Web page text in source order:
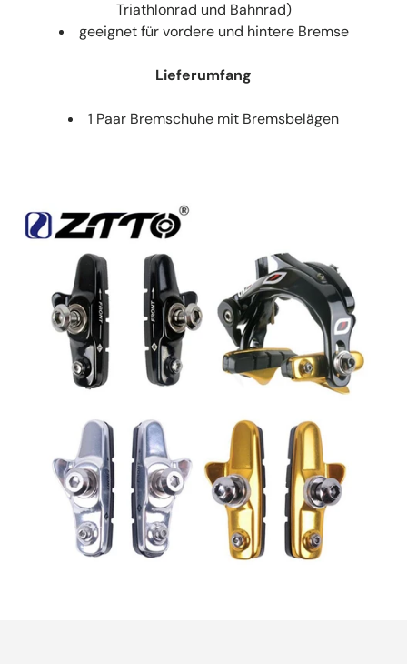
Triathlonrad und Bahnrad)
geeignet für vordere und hintere Bremse
Lieferumfang
1 Paar Bremschuhe mit Bremsbelägen